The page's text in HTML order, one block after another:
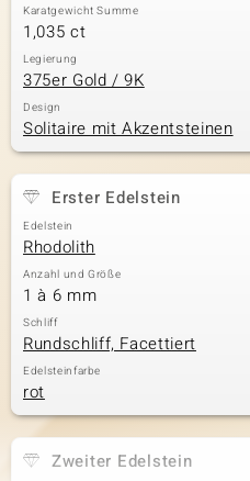
Classics
Karatgewicht Summe
1,035 ct
Legierung
375er Gold / 9K
Design
Solitaire mit Akzentsteinen
Erster Edelstein
Edelstein
Rhodolith
Anzahl und Größe
1 à 6 mm
Schliff
Rundschliff, Facettiert
Edelsteinfarbe
rot
Zweiter Edelstein